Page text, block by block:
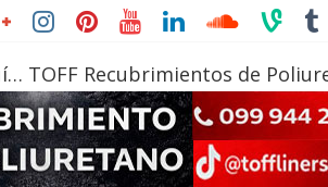
TOFF Recubrimientos de